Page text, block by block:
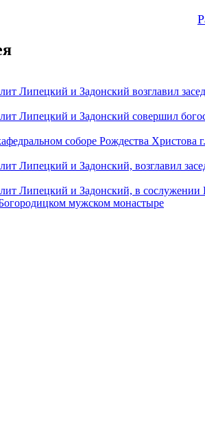
Липецкий и Задонский возглавил
Липецкий и Задонский совершил
соборе Рождества Христова
Липецкий и Задонский, возглавил
Липецкий и Задонский, в
мужском монастыре